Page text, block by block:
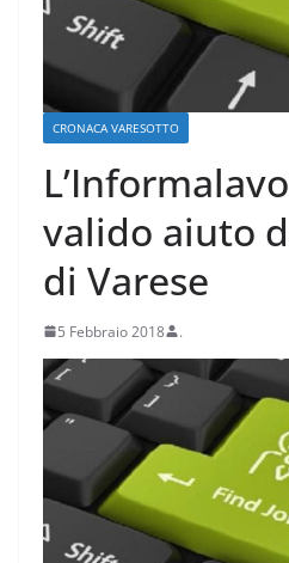
CRONACA VARESOTTO
valido aiuto
di Varese
5 Febbraio 2018 .